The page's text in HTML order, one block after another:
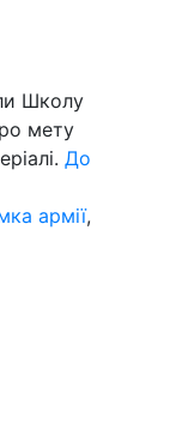
Школу
мету
До
армії,